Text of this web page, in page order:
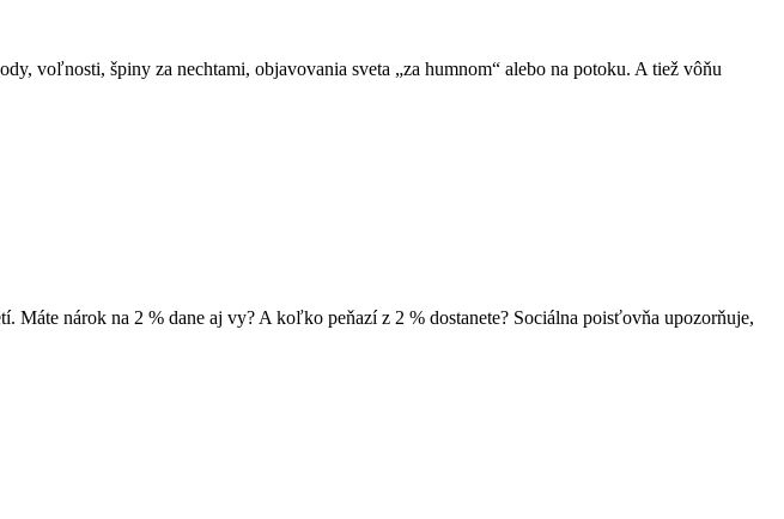
voľnosti, špiny za nechtami, objavovania sveta „za humnom“ alebo na potoku. A tiež vôňu
nárok na 2 % dane aj vy? A koľko peňazí z 2 % dostanete? Sociálna poisťovňa upozorňuje,